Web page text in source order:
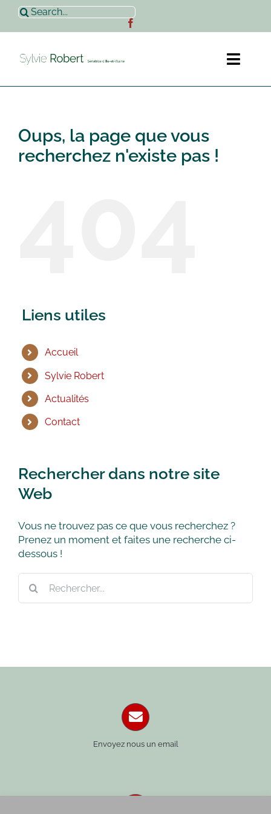
Passer
contenu
Rechercher:
Sylvie Robert
Oups, la page que vous
recherchez n'existe pas !
Liens utiles
Accueil
Sylvie Robert
Actualités
Contact
Rechercher dans notre site
Web
Vous ne trouvez pas ce que vous recherchez ?
Prenez un moment et faites une recherche ci-
dessous !
Envoyez nous un email